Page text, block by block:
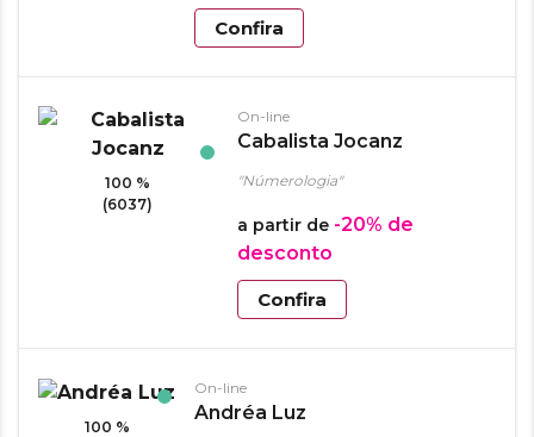
Confira
100 %
(6037)
On-line
Cabalista Jocanz
"Númerologia"
a partir de -20% de
desconto
Confira
100 %
On-line
Andréa Luz